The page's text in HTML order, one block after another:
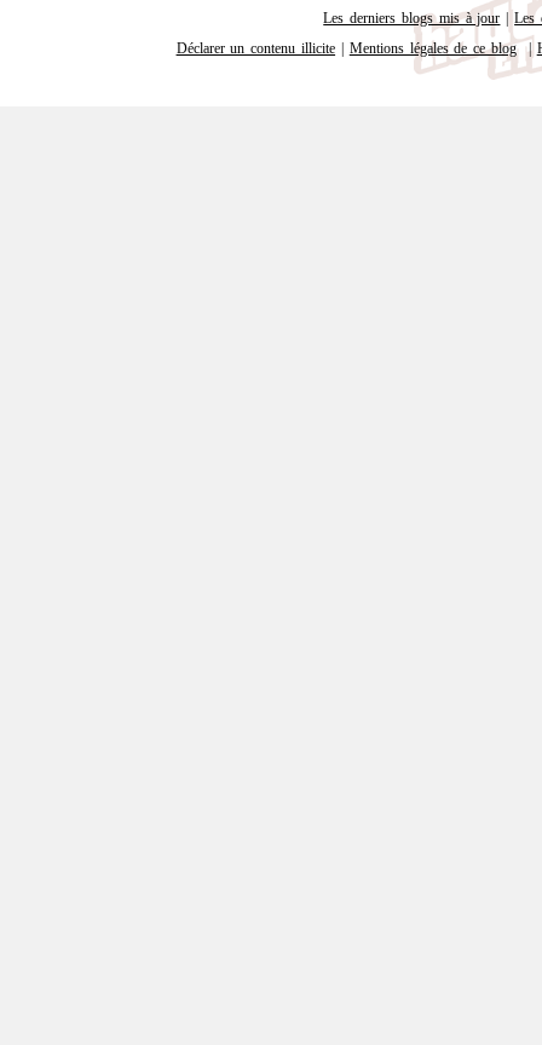
Les derniers blogs mis à jour |Les
Déclarer un contenu illicite
Mentions légales de ce blog |